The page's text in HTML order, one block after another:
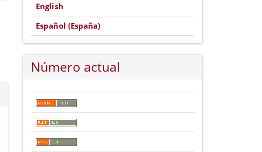
English
Español (España)
Número actual